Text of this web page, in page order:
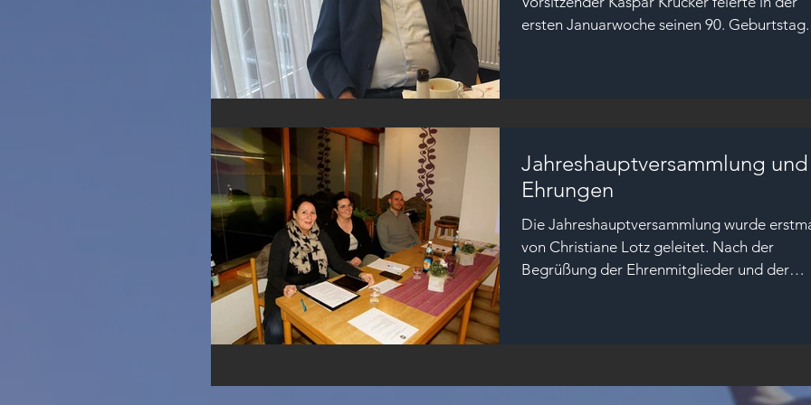
ersten Januarwoche seinen 90. Geburtstag.
Jahreshauptversammlung und
Ehrungen
Die Jahreshauptversammlung wurde
von Christiane Lotz geleitet. Nach der
Begrüßung der Ehrenmitglieder und der